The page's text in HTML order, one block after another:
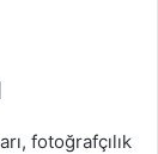
fotoğrafçılık